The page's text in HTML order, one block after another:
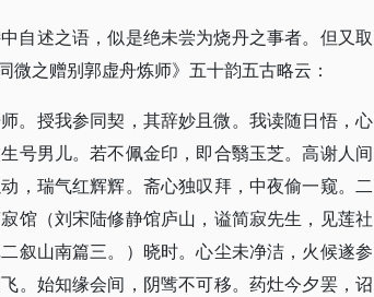
自述之语，似是绝未尝为烧丹之事者。但又取
之赠别郭虚舟炼师》五十韵五古略云：
。授我参同契，其辞妙且微。我读随日悟，心
号男儿。若不佩金印，即合翳玉芝。高谢人间
，瑞气红辉辉。斋心独叹拜，中夜偷一窥。二
馆（刘宋陆修静馆庐山，谥简寂先生，见莲社
叙山南篇三。）晓时。心尘未净洁，火候遂参
。始知缘会间，阴骘不可移。药灶今夕罢，诏